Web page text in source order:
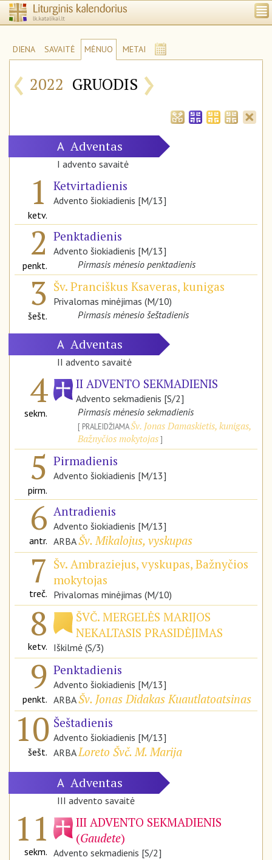
DIENA SAVAITĖ MĖNUO METAI
‹ 2022 GRUODIS ›
A Adventas
I advento savaitė
1
ketv.
Ketvirtadienis
Advento šiokiadienis [M/13]
2
penkt.
Penktadienis
Advento šiokiadienis [M/13]
Pirmasis mėnesio penktadienis
3
šešt.
Šv. Pranciškus Ksaveras, kunigas
Privalomas minėjimas (M/10)
Pirmasis mėnesio šeštadienis
A Adventas
II advento savaitė
4
sekm.
II ADVENTO SEKMADIENIS
Advento sekmadienis [S/2]
Pirmasis mėnesio sekmadienis
PRALEIDŽIAMAŠv. Jonas Damaskietis, kunigas,
Bažnyčios mokytojas
5
pirm.
Pirmadienis
Advento šiokiadienis [M/13]
6
antr.
Antradienis
Advento šiokiadienis [M/13]
ARBAŠv. Mikalojus, vyskupas
7
treč.
Šv. Ambraziejus, vyskupas, Bažnyčios
mokytojas
Privalomas minėjimas (M/10)
8
ketv.
ŠVČ. MERGELĖS MARIJOS
NEKALTASIS PRASIDĖJIMAS
Iškilmė (S/3)
9
penkt.
Penktadienis
Advento šiokiadienis [M/13]
ARBAŠv. Jonas Didakas Kuautlatoatsinas
10
šešt.
Šeštadienis
Advento šiokiadienis [M/13]
ARBALoreto Švč. M. Marija
A Adventas
III advento savaitė
11
sekm.
III ADVENTO SEKMADIENIS
(Gaudete)
Advento sekmadienis [S/2]